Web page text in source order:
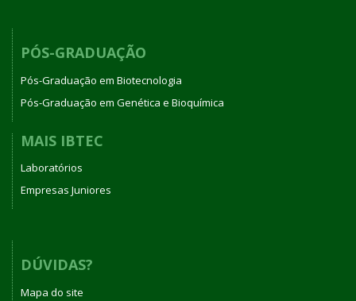
PÓS-GRADUAÇÃO
Pós-Graduação em Biotecnologia
Pós-Graduação em Genética e Bioquímica
MAIS IBTEC
Laboratórios
Empresas Juniores
DÚVIDAS?
Mapa do site